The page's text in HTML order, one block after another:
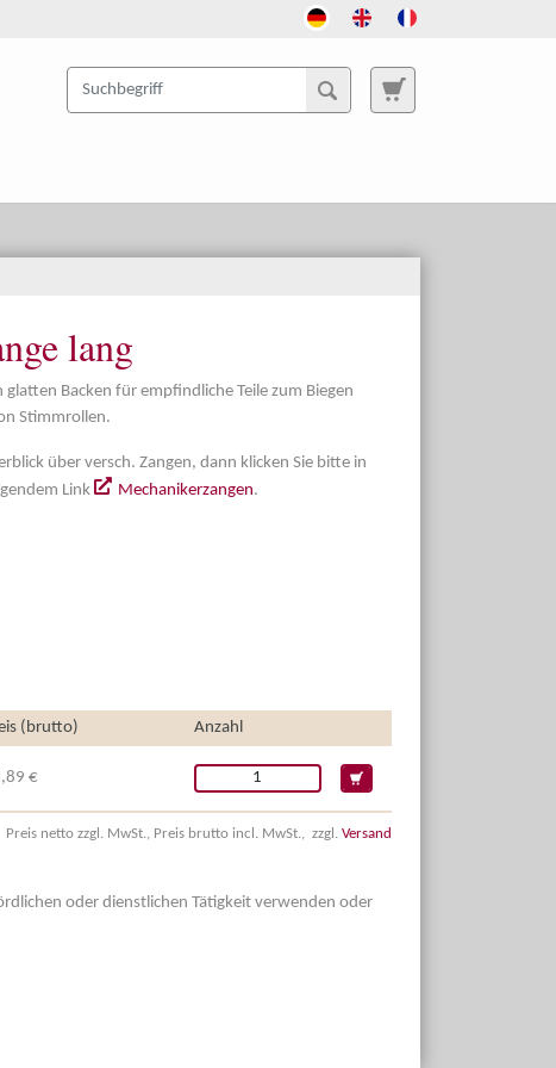
lang
Backen für empfindliche Teile zum Biegen
Stimmrollen.
über versch. Zangen, dann klicken Sie bitte in
Link
Mechanikerzangen.
(brutto) Anzahl
€
Preis netto zzgl. MwSt., Preis brutto incl. MwSt., zzgl. Versand
oder dienstlichen Tätigkeit verwenden oder